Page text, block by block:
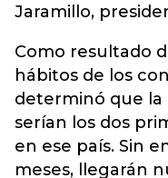
Jaramillo,
Como resultado
hábitos de los
determinó que la
serían los dos
en ese país. Sin
meses, llegarán